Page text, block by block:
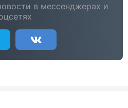
в мессенджерах и